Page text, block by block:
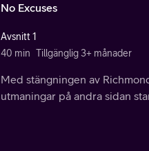
No Excuses
Avsnitt 1
40 min Tillgänglig 3+ månader
Med stängningen av
utmaningar på andra sidan